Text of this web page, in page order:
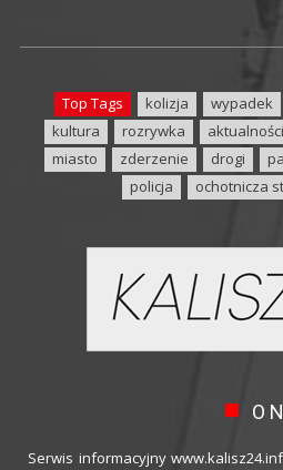
Top Tags kolizja wypadek
kultura
rozrywka aktualności
miasto
zderzenie drogi
policja
ochotnicza
O
Serwis informacyjny